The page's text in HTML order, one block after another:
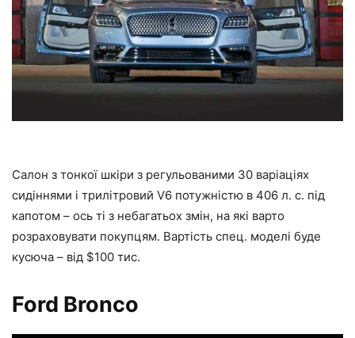
Салон з тонкої шкіри з регульованими 30 варіаціях
сидіннями і трилітровий V6 потужністю в 406 л. с. під
капотом – ось ті з небагатьох змін, на які варто
розраховувати покупцям. Вартість спец. моделі буде
кусюча – від $100 тис.
Ford Bronco